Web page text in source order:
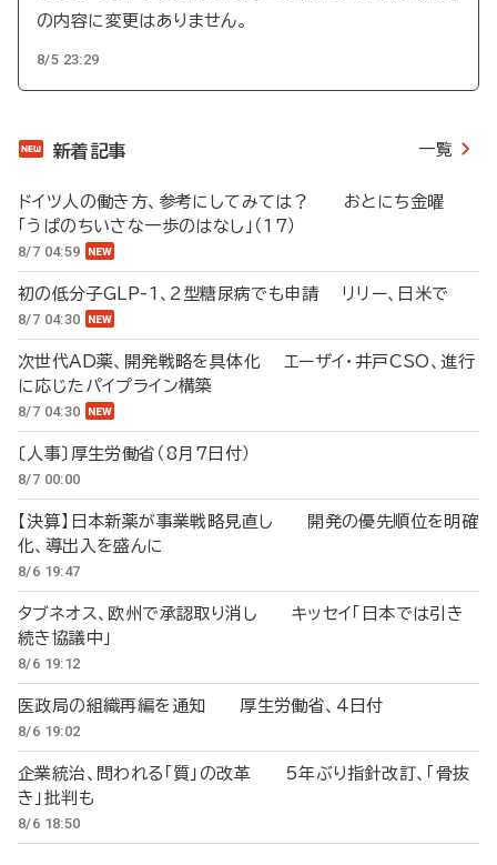
の内容に変更はありません。
8/5 23:29
新着記事 一覧
ドイツ人の働き方、参考にしてみては？ おとにち金曜
「うぱのちいさな一歩のはなし」（17）
8/7 04:59
初の低分子GLP-1、2型糖尿病でも申請 リリー、日米で
8/7 04:30
次世代AD薬、開発戦略を具体化 エーザイ・井戸CSO、進行
に応じたパイプライン構築
8/7 04:30
〔人事〕厚生労働省（8月7日付）
8/7 00:00
【決算】日本新薬が事業戦略見直し 開発の優先順位を明確
化、導出入を盛んに
8/6 19:47
タブネオス、欧州で承認取り消し キッセイ「日本では引き
続き協議中」
8/6 19:12
医政局の組織再編を通知 厚生労働省、4日付
8/6 19:02
企業統治、問われる「質」の改革 5年ぶり指針改訂、「骨抜
き」批判も
8/6 18:50